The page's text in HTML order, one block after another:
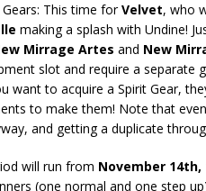
This time forVelvet, who
making a splash with Undine!
Mirrage Artes and New
slot and require a
want to acquire a Spirit Gear,
to make them! Note that
and getting a duplicate
will run from November 14th,
(one normal and one step